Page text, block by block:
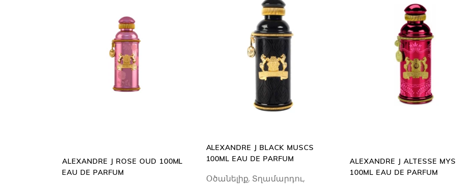
ADD
TO
CART
ALEXANDRE J ROSE OUD 100ML
EAU DE PARFUM
ADD
TO
CART
ALEXANDRE J BLACK MUSCS
100ML EAU DE PARFUM
Օծանելիք, Տղամարդու,
ADD
TO
CART
ALEXANDRE J ALTESSE
100ML EAU DE PARFUM